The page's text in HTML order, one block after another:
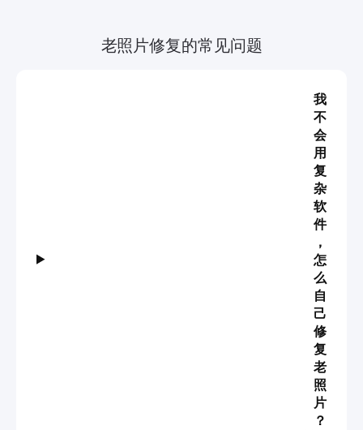
老照片修复的常见问题
我
不
会
用
复
杂
软
件
，
怎
么
自
己
修
复
老
照
片
？